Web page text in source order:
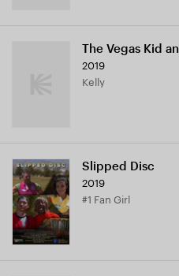
The Vegas Kid
2019
Kelly
Slipped Disc
2019
#1 Fan Girl